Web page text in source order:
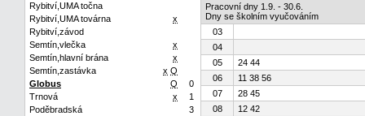
Rybitví,UMA točna
Rybitví,UMA továrna
x
Rybitví,závod
Semtín,vlečka
x
Semtín,hlavní brána
x
Semtín,zastávka
x Q
Globus
Q
0
Trnová
x
1
Poděbradská
3
Pracovní dny 1.9. - 30.6.
Dny se školním vyučováním
03
04
05
24 44
06
11 38 56
07
28 45
08
12 42